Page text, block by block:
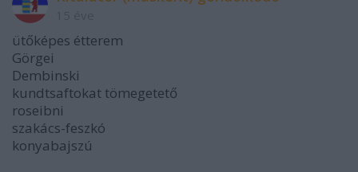
ütőképes étterem
Görgei
Dembinski
kundtsaftokat tömegetető
roseibni
szakács-feszkó
konyabajszú